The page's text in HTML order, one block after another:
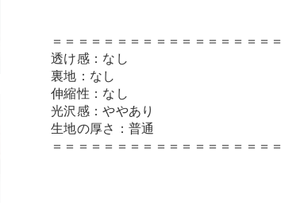
＝＝＝＝＝＝＝＝＝＝＝＝＝＝＝＝＝＝
透け感：なし
裏地：なし
伸縮性：なし
光沢感：ややあり
生地の厚さ：普通
＝＝＝＝＝＝＝＝＝＝＝＝＝＝＝＝＝＝